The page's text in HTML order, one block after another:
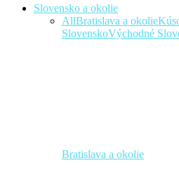
Slovensko a okolie
AllBratislava a okolie
SlovenskoVýchodné
Bratislava a okolie